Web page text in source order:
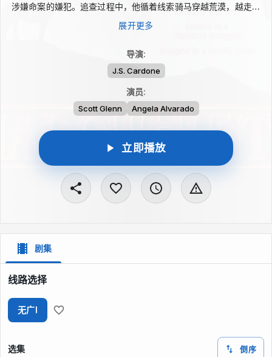
涉嫌命案的嫌犯。追查过程中，他循着线索骑马穿越荒漠，越走越
深地进入陌生而危险的地带。原本掌握追捕主动的他，很快发现局
势彻底逆转，自己竟成了被追捕的猎物。逮捕行动变成生存考验，
展开更多
导演:
J.S. Cardone
演员:
Scott Glenn Angela Alvarado
立即播放
剧集
线路选择
无广I
选集 倒序